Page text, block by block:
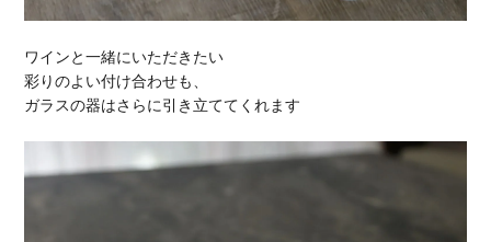
ワインと一緒にいただきたい
彩りのよい付け合わせも、
ガラスの器はさらに引き立ててくれます